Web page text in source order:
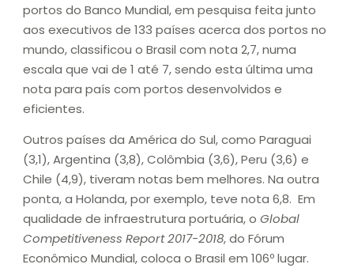
portos do Banco Mundial, em pesquisa feita junto
aos executivos de 133 países acerca dos portos no
mundo, classificou o Brasil com nota 2,7, numa
escala que vai de 1 até 7, sendo esta última uma
nota para país com portos desenvolvidos e
eficientes.
Outros países da América do Sul, como Paraguai
(3,1), Argentina (3,8), Colômbia (3,6), Peru (3,6) e
Chile (4,9), tiveram notas bem melhores. Na outra
ponta, a Holanda, por exemplo, teve nota 6,8. Em
qualidade de infraestrutura portuária, o Global
Competitiveness Report 2017-2018, do Fórum
Econômico Mundial, coloca o Brasil em 106º lugar.